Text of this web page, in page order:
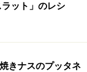
ット」のレシ
きナスのプッタネ